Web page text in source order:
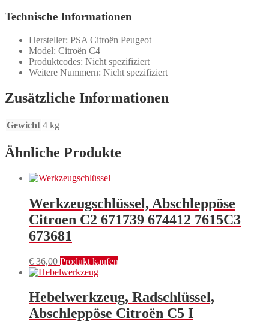
Technische Informationen
Hersteller: PSA Citroën Peugeot
Model: Citroën C4
Produktcodes: Nicht spezifiziert
Weitere Nummern: Nicht spezifiziert
Zusätzliche Informationen
Gewicht 4 kg
Ähnliche Produkte
Werkzeugschlüssel, Abschleppöse
Citroen C2 671739 674412 7615C3
673681
€ 36,00 Produkt kaufen
Hebelwerkzeug, Radschlüssel,
Abschleppöse Citroën C5 I